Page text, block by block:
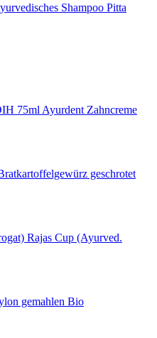
Shampoo Pitta
Ayurdent Zahncreme
geschrotet
Rajas Cup (Ayurved.
gemahlen Bio